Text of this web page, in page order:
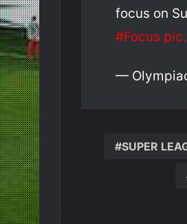
focus on
#Focus
—
SUPER